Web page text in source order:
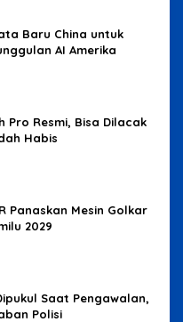
Baru China untuk
AI Amerika
Pro Resmi, Bisa Dilacak
Habis
Panaskan Mesin Golkar
2029
Saat Pengawalan,
Polisi